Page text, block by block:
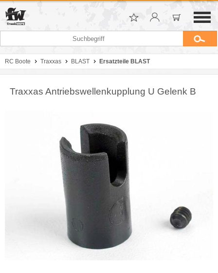
RC Boote Traxxas BLAST Ersatzteile BLAST
Traxxas Antriebswellenkupplung U Gelenk B